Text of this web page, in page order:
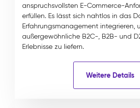
anspruchsvollsten E-Commerce-
erfüllen. Es lässt sich nahtlos in das
Erfahrungsmanagement integrieren,
außergewöhnliche B2C-, B2B- und
Erlebnisse zu liefern.
Weitere Details